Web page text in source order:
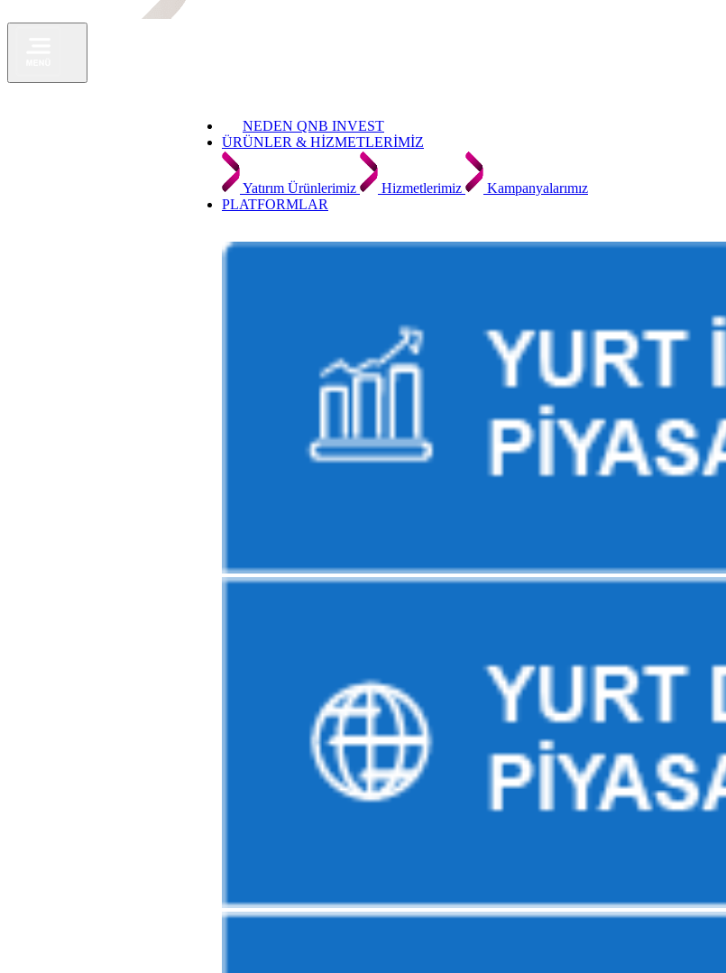
NEDEN QNB INVEST
ÜRÜNLER & HİZMETLERİMİZ
Yatırım Ürünlerimiz Hizmetlerimiz
Kampanyalarımız
PLATFORMLAR